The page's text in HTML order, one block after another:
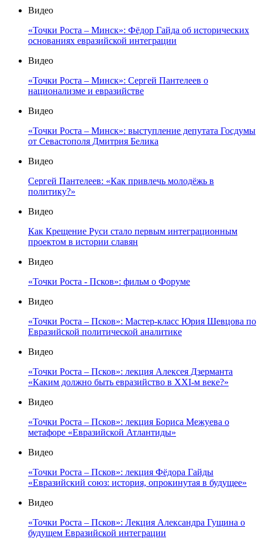
Видео
«Точки Роста – Минск»: Фёдор Гайда об исторических
основаниях евразийской интеграции
Видео
«Точки Роста – Минск»: Сергей Пантелеев о
национализме и евразийстве
Видео
«Точки Роста – Минск»: выступление депутата Госдумы
от Севастополя Дмитрия Белика
Видео
Сергей Пантелеев: «Как привлечь молодёжь в
политику?»
Видео
Как Крещение Руси стало первым интеграционным
проектом в истории славян
Видео
«Точки Роста - Псков»: фильм о Форуме
Видео
«Точки Роста – Псков»: Мастер-класс Юрия Шевцова по
Евразийской политической аналитике
Видео
«Точки Роста – Псков»: лекция Алексея Дзерманта
«Каким должно быть евразийство в XXI-м веке?»
Видео
«Точки Роста – Псков»: лекция Бориса Межуева о
метафоре «Евразийской Атлантиды»
Видео
«Точки Роста – Псков»: лекция Фёдора Гайды
«Евразийский союз: история, опрокинутая в будущее»
Видео
«Точки Роста – Псков»: Лекция Александра Гущина о
будущем Евразийской интеграции